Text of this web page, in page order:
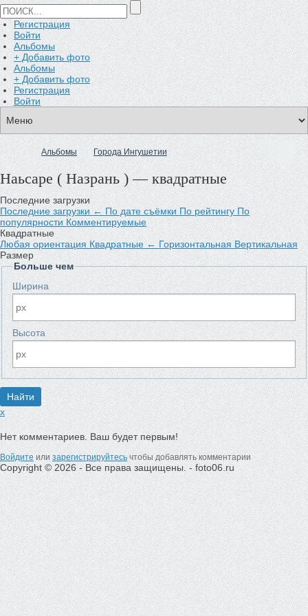
Регистрация
Войти
Альбомы
+ Добавить фото
Альбомы
+ Добавить фото
Регистрация
Войти
Альбомы Города Ингушетии
Наьсаре ( Назрань ) — квадратные
Последние загрузки
Последние загрузки← По дате съёмкиПо рейтингуПо
популярностиКомментируемые
Квадратные
Любая ориентацияКвадратные← ГоризонтальнаяВертикальная
Размер
Больше чем
Ширина
Высота
x
Нет комментариев. Ваш будет первым!
Войдите илизарегистрируйтесьчтобы добавлять комментарии
Copyright © 2026 - Все права защищены. - foto06.ru